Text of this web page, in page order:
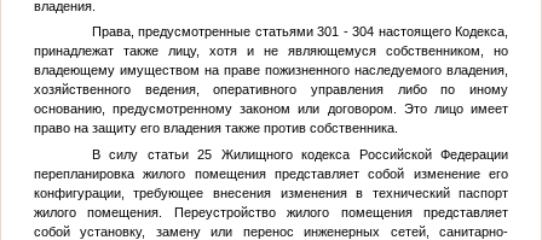
владения.
Права, предусмотренные статьями 301 - 304 настоящего Кодекса,
принадлежат также лицу, хотя и не являющемуся собственником, но
владеющему имуществом на праве пожизненного наследуемого владения,
хозяйственного ведения, оперативного управления либо по иному
основанию, предусмотренному законом или договором. Это лицо имеет
право на защиту его владения также против собственника.
В силу статьи 25 Жилищного кодекса Российской Федерации
перепланировка жилого помещения представляет собой изменение его
конфигурации, требующее внесения изменения в технический паспорт
жилого помещения. Переустройство жилого помещения представляет
собой установку, замену или перенос инженерных сетей, санитарно-